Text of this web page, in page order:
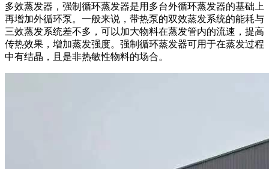
多效蒸发器，强制循环蒸发器是用多台外循环蒸发器的基础上
再增加外循环泵。一般来说，带热泵的双效蒸发系统的能耗与
三效蒸发系统差不多，可以加大物料在蒸发管内的流速，提高
传热效果，增加蒸发强度。强制循环蒸发器可用于在蒸发过程
中有结晶，且是非热敏性物料的场合。